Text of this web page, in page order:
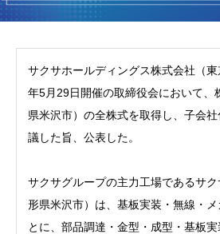
サクサホールディングス株式会社（
年5月29日開催の取締役会において、
県米沢市）の全株式を取得し、子会
議した旨、公表した。
サクサグループの主力工場であるサ
形県米沢市）は、基板実装・無線・
とに、部品調達・金型・成型・基板